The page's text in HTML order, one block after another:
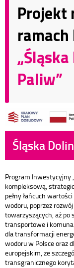
Projekt
Paliw”
Śląska
Program Inwestycyjny „
kompleksową,
pełny łańcuch wartości
wodoru, poprzez
towarzyszących, aż po
transportowe i
dla transformacji
wodoru w Polsce oraz
europejskim, ze
transgranicznego